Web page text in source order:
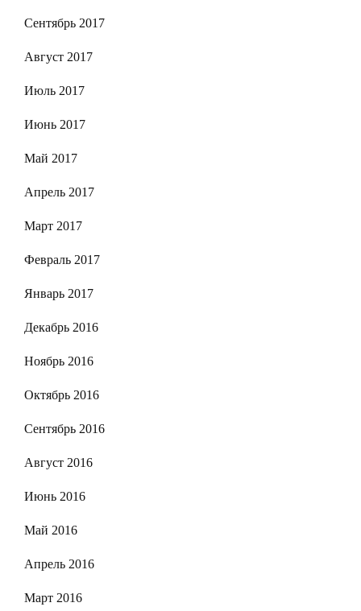
Сентябрь 2017
Август 2017
Июль 2017
Июнь 2017
Май 2017
Апрель 2017
Март 2017
Февраль 2017
Январь 2017
Декабрь 2016
Ноябрь 2016
Октябрь 2016
Сентябрь 2016
Август 2016
Июнь 2016
Май 2016
Апрель 2016
Март 2016